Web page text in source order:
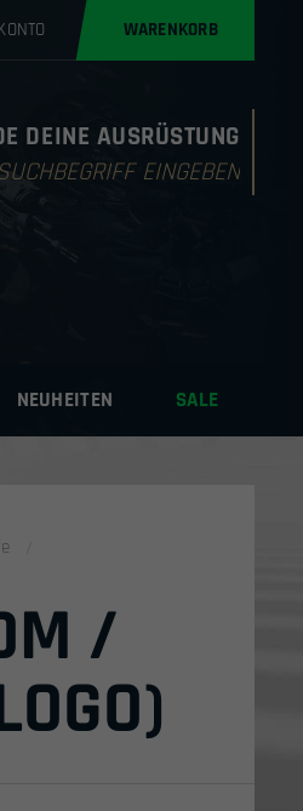
WARENKORB
DEINE AUSRÜSTUNG
NEUHEITEN SALE
/